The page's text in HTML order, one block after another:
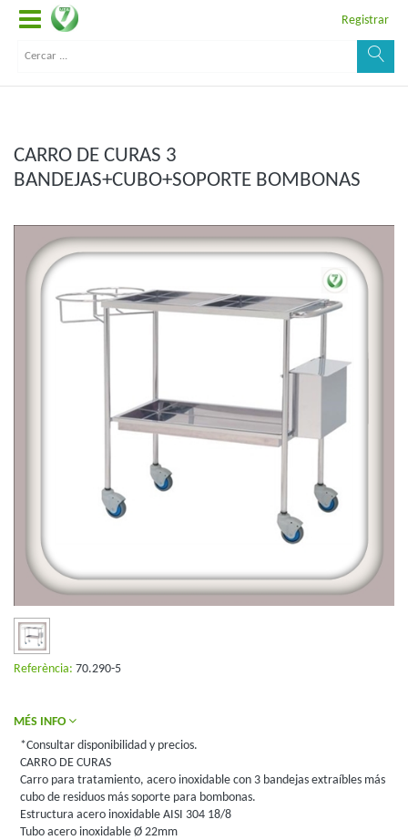
Registrar
CARRO DE CURAS 3
BANDEJAS+CUBO+SOPORTE BOMBONAS
Referència: 70.290-5
MÉS INFO
*Consultar disponibilidad y precios.
CARRO DE CURAS
Carro para tratamiento, acero inoxidable con 3 bandejas extraíbles más
cubo de residuos más soporte para bombonas.
Estructura acero inoxidable AISI 304 18/8
Tubo acero inoxidable Ø 22mm